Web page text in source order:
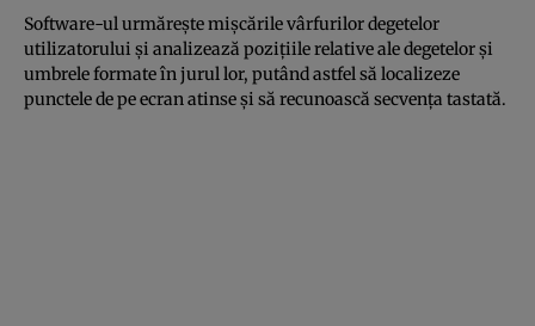
Software-ul urmăreşte mişcările vârfurilor degetelor
utilizatorului şi analizează poziţiile relative ale degetelor şi
umbrele formate în jurul lor, putând astfel să localizeze
punctele de pe ecran atinse şi să recunoască secvenţa tastată.